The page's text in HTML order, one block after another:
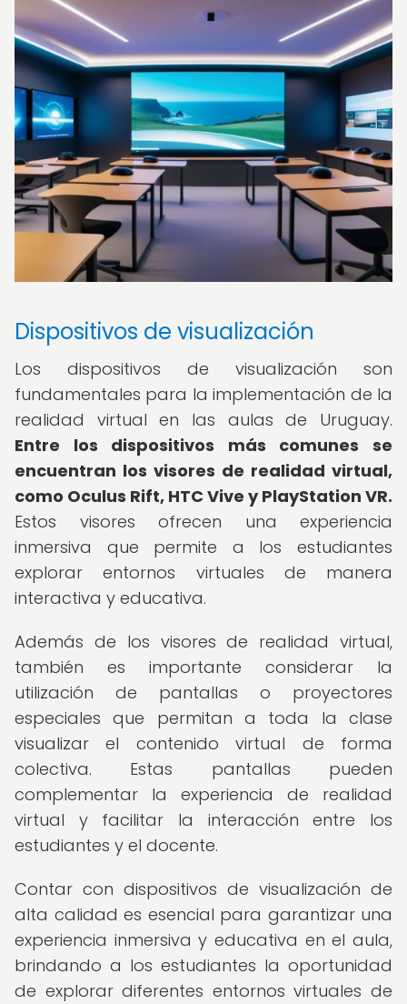
Dispositivos de visualización
Los dispositivos de visualización son
fundamentales para la implementación de la
realidad virtual en las aulas de Uruguay.
Entre los dispositivos más comunes se
encuentran los visores de realidad virtual,
como Oculus Rift, HTC Vive y PlayStation VR.
Estos visores ofrecen una experiencia
inmersiva que permite a los estudiantes
explorar entornos virtuales de manera
interactiva y educativa.
Además de los visores de realidad virtual,
también es importante considerar la
utilización de pantallas o proyectores
especiales que permitan a toda la clase
visualizar el contenido virtual de forma
colectiva. Estas pantallas pueden
complementar la experiencia de realidad
virtual y facilitar la interacción entre los
estudiantes y el docente.
Contar con dispositivos de visualización de
alta calidad es esencial para garantizar una
experiencia inmersiva y educativa en el aula,
brindando a los estudiantes la oportunidad
de explorar diferentes entornos virtuales de